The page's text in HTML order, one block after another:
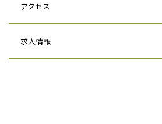
アクセス
求人情報